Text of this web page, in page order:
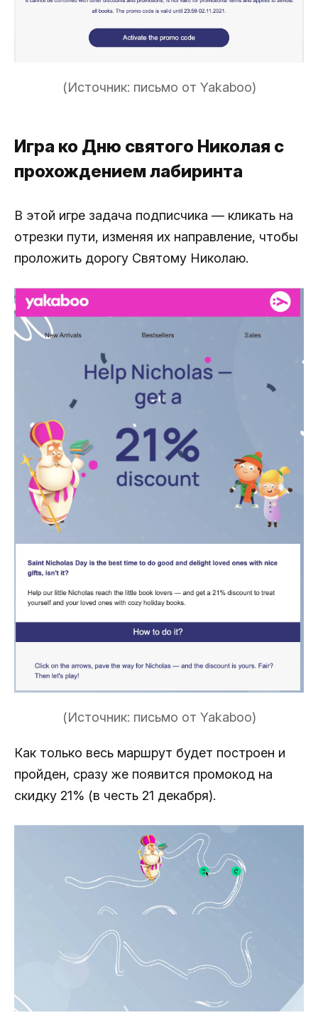
(Источник: письмо от Yakaboo)
Игра ко Дню святого Николая с
прохождением лабиринта
В этой игре задача подписчика — кликать на
отрезки пути, изменяя их направление, чтобы
проложить дорогу Святому Николаю.
(Источник: письмо от Yakaboo)
Как только весь маршрут будет построен и
пройден, сразу же появится промокод на
скидку 21% (в честь 21 декабря).